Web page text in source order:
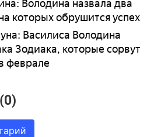
Володина назвала два
которых обрушится успех
Василиса Володина
Зодиака, которые сорвут
феврале